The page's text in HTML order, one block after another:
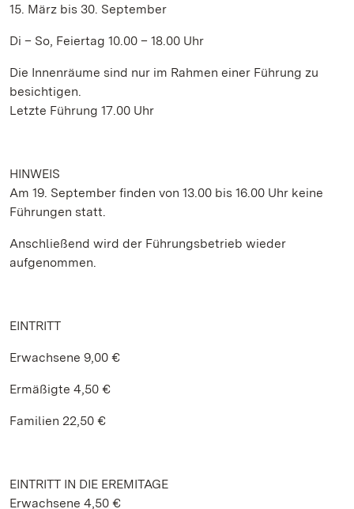
15. März bis 30. September
Di – So, Feiertag 10.00 – 18.00 Uhr
Die Innenräume sind nur im Rahmen einer Führung zu
besichtigen.
Letzte Führung 17.00 Uhr
HINWEIS
Am 19. September finden von 13.00 bis 16.00 Uhr keine
Führungen statt.
Anschließend wird der Führungsbetrieb wieder
aufgenommen.
EINTRITT
Erwachsene 9,00 €
Ermäßigte 4,50 €
Familien 22,50 €
EINTRITT IN DIE EREMITAGE
Erwachsene 4,50 €